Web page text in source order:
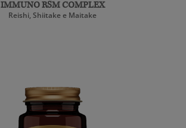
IMMUNO RSM COMPLEX
Reishi, Shiitake e Maitake